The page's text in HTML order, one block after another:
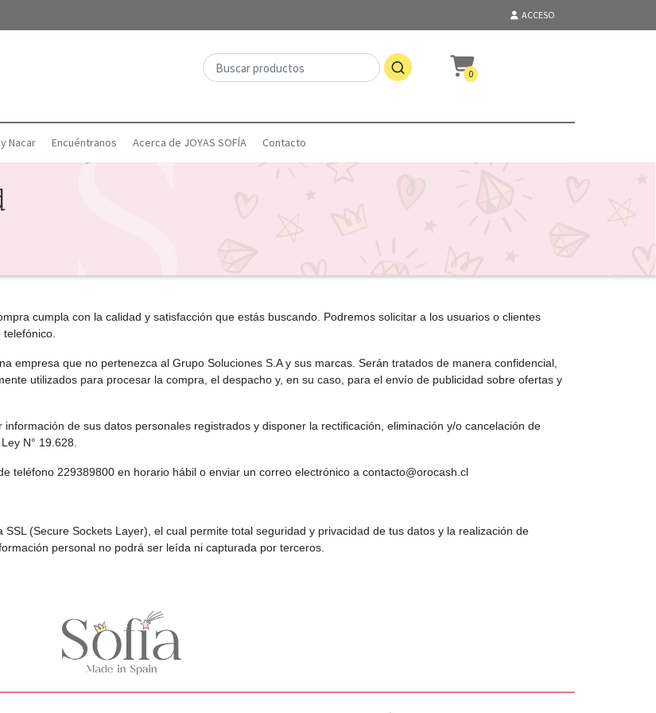
ACCESO
0
Nacar Encuéntranos Acerca de JOYAS SOFÍA Contacto
cumpla con la calidad y satisfacción que estás buscando. Podremos solicitar a los usuarios o clientes
empresa que no pertenezca al Grupo Soluciones S.A y sus marcas. Serán tratados de manera confidencial,
utilizados para procesar la compra, el despacho y, en su caso, para el envío de publicidad sobre ofertas y
de sus datos personales registrados y disponer la rectificación, eliminación y/o cancelación de
N° 19.628.
teléfono 229389800 en horario hábil o enviar un correo electrónico a contacto@orocash.cl
(Secure Sockets Layer), el cual permite total seguridad y privacidad de tus datos y la realización de
personal no podrá ser leída ni capturada por terceros.